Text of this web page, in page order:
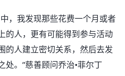
我发现那些花费一个月或者
的人，更有可能得到参与活动
的人建立密切关系，然后去发
处。”慈善顾问乔治•菲尔丁